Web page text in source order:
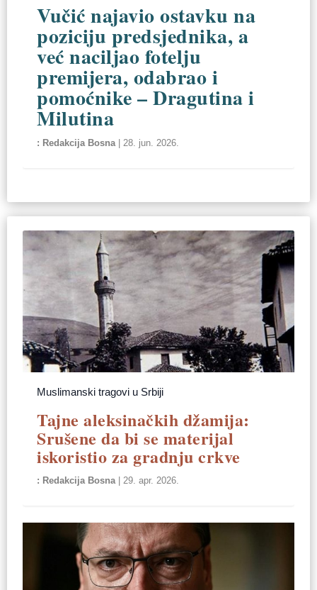
Vučić najavio ostavku na
poziciju predsjednika, a
već naciljao fotelju
premijera, odabrao i
pomoćnike – Dragutina i
Milutina
Redakcija Bosna|28. jun. 2026.
Muslimanski tragovi u Srbiji
Tajne aleksinačkih džamija:
Srušene da bi se materijal
iskoristio za gradnju crkve
Redakcija Bosna|29. apr. 2026.